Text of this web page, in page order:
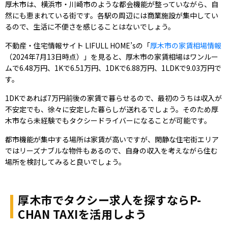
厚木市は、横浜市・川崎市のような都会機能が整っていながら、自
然にも恵まれている街です。各駅の周辺には商業施設が集中してい
るので、生活に不便さを感じることはないでしょう。
不動産・住宅情報サイト LIFULL HOME’sの「厚木市の家賃相場情報
（2024年7月13日時点）」を見ると、厚木市の家賃相場はワンルー
ムで6.48万円、1Kで6.51万円、1DKで6.88万円、1LDKで9.03万円で
す。
1DKであれば7万円前後の家賃で暮らせるので、最初のうちは収入が
不安定でも、徐々に安定した暮らしが送れるでしょう。そのため厚
木市なら未経験でもタクシードライバーになることが可能です。
都市機能が集中する場所は家賃が高いですが、閑静な住宅街エリア
ではリーズナブルな物件もあるので、自身の収入を考えながら住む
場所を検討してみると良いでしょう。
厚木市でタクシー求人を探すならP-
CHAN TAXIを活用しよう